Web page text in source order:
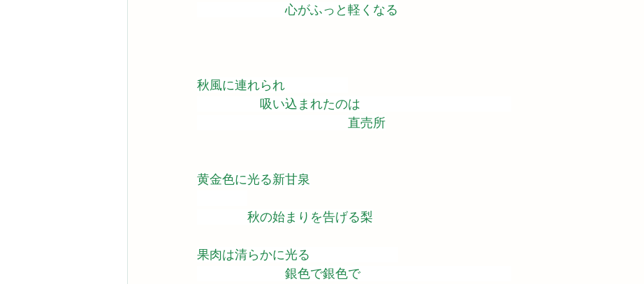
心がふっと軽くなる
秋風に連れられ
吸い込まれたのは
直売所
黄金色に光る新甘泉
秋の始まりを告げる梨
果肉は清らかに光る
銀色で銀色で